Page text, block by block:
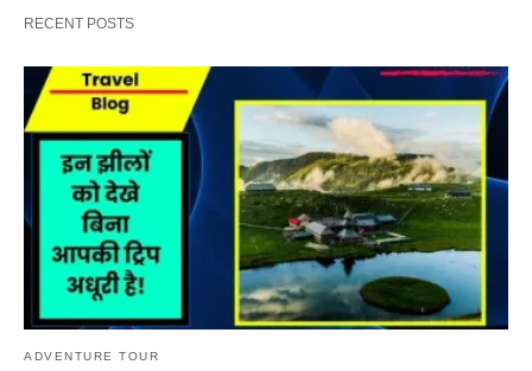
RECENT POSTS
ADVENTURE TOUR